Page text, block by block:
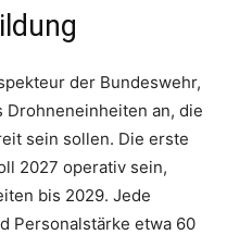
der Bundeswehr,
an, die
sein sollen. Die erste
2027 operativ sein,
bis 2029. Jede
Personalstärke etwa 60